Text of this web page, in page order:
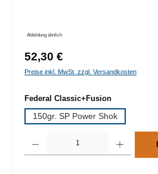
Abbildung ähnlich
Regulärer Preis:
52,30 €
Preise inkl. MwSt. zzgl. Versandkosten
Federal Classic+Fusionauswählen
150gr. SP Power Shok